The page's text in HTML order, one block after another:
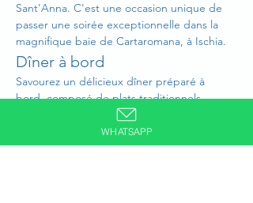
Sant'Anna. C'est une occasion unique de
passer une soirée exceptionnelle dans la
magnifique baie de Cartaromana, à Ischia.
Dîner à bord
Savourez un délicieux dîner préparé à
bord, composé de plats traditionnels
locaux. La vue panoramique sur la mer et le
paysage environnant rendra l'atmosphère
encore plus magique.
WHATSAPP